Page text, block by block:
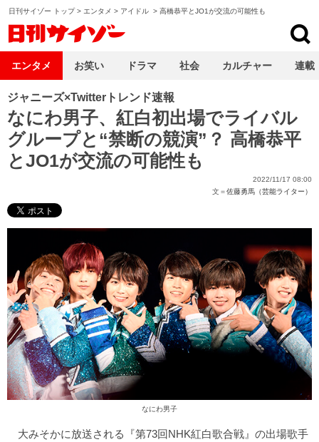
日刊サイゾー トップ> エンタメ > アイドル > 高橋恭平とJO1が交流の可能性も
ジャニーズ×Twitterトレンド速報
なにわ男子、紅白初出場でライバル
グループと“禁断の競演”？ 高橋恭平
とJO1が交流の可能性も
2022/11/17 08:00
文＝佐藤勇馬（芸能ライター）
なにわ男子
大みそかに放送される『第73回NHK紅白歌合戦』の出場歌手
エンタメ お笑い ドラマ 社会 カルチャー 連載